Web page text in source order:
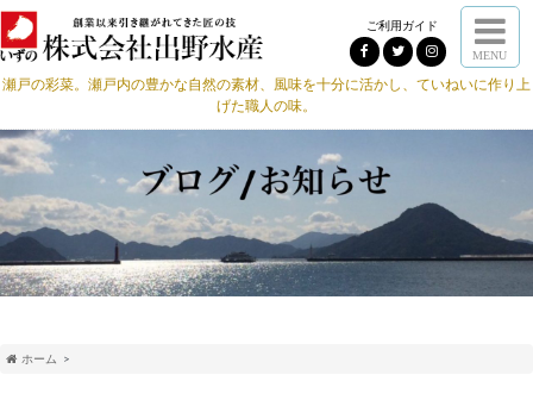
ご利用ガイド
MENU
瀬戸の彩菜。瀬戸内の豊かな自然の素材、風味を十分に活かし、ていねいに作り上
げた職人の味。
ホーム